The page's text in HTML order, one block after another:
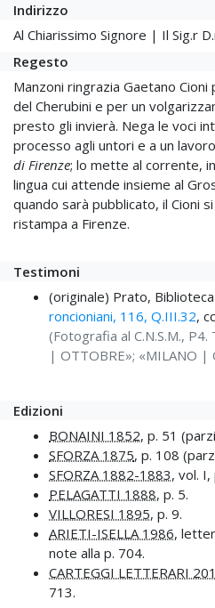
Indirizzo
Al Chiarissimo Signore | Il Sig.r
Regesto
Manzoni ringrazia Gaetano Cioni
del Cherubini e per un
presto gli invierà. Nega le voci
processo agli untori e a un
di Firenze; lo mette al corrente,
lingua cui attende insieme al
quando sarà pubblicato, il Cioni
ristampa a Firenze.
Testimoni
(originale) Prato, Biblioteca
roncioniani, 116, Q.III.32,
(Fotografia al C.N.S.M.,
| OTTOBRE»; «MILANO |
Edizioni
BONAINI 1852, p. 51
SFORZA 1875, p. 108
SFORZA 1882-1883, vol.
PELAGATTI 1888, p. 5.
VILLORESI 1895, p. 9.
ARIETI-ISELLA 1986,
note alla p. 704.
CARTEGGI LETTERARI
713.